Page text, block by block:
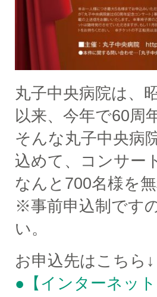
丸子中央病院は、
以来、今年で60周
そんな丸子中央病
込めて、コンサー
なんと700名様を
※事前申込制です
い。
お申込先はこちら↓
●【インターネッ